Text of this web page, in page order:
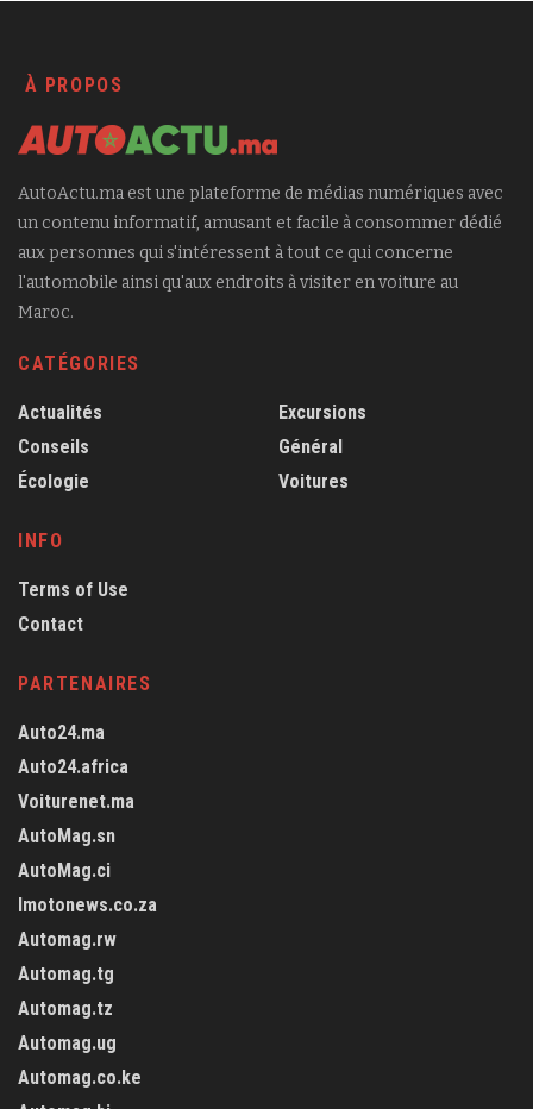
À PROPOS
AutoActu.ma est une plateforme de médias numériques avec
un contenu informatif, amusant et facile à consommer dédié
aux personnes qui s'intéressent à tout ce qui concerne
l'automobile ainsi qu'aux endroits à visiter en voiture au
Maroc.
CATÉGORIES
Actualités
Conseils
Écologie
Excursions
Général
Voitures
INFO
Terms of Use
Contact
PARTENAIRES
Auto24.ma
Auto24.africa
Voiturenet.ma
AutoMag.sn
AutoMag.ci
Imotonews.co.za
Automag.rw
Automag.tg
Automag.tz
Automag.ug
Automag.co.ke